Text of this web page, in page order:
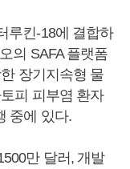
루킨-18에 결합하
의 SAFA 플랫폼
장기지속형 물
피 피부염 환자
중에 있다.
만 달러, 개발